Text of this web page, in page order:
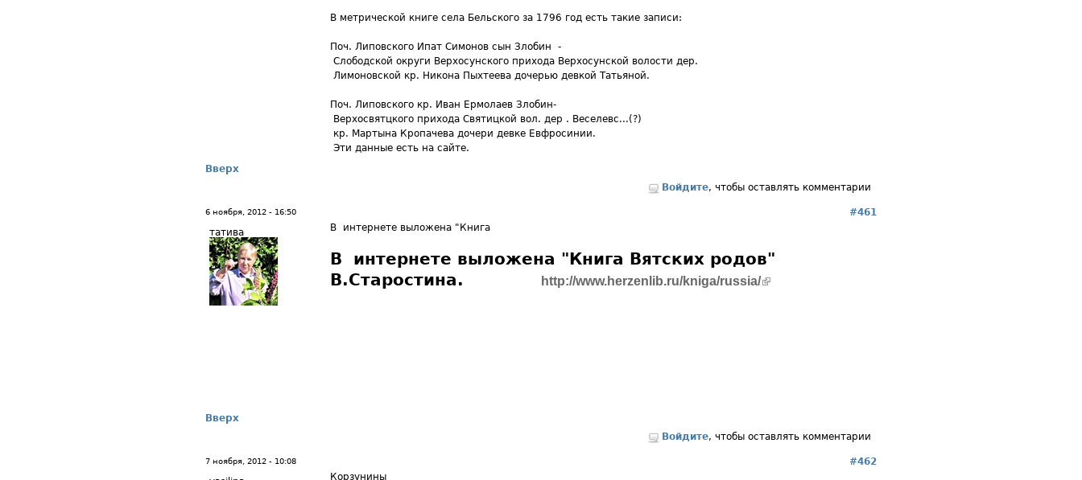
В метрической книге села Бельского за 1796 год есть такие записи:
Поч. Липовского Ипат Симонов сын Злобин -
Слободской округи Верхосунского прихода Верхосунской волости дер.
Лимоновской кр. Никона Пыхтеева дочерью девкой Татьяной.
Поч. Липовского кр. Иван Ермолаев Злобин-
Верхосвятцкого прихода Святицкой вол. дер . Веселевс...(?)
кр. Мартына Кропачева дочери девке Евфросинии.
Эти данные есть на сайте.
Вверх
Войдите, чтобы оставлять комментарии
6 ноября, 2012 - 16:50
#461
татива
В интернете выложена "Книга
В интернете выложена "Книга Вятских родов"
В.Старостина.
http://www.herzenlib.ru/kniga/russia/(внешняя ссылка)
Вверх
Войдите, чтобы оставлять комментарии
7 ноября, 2012 - 10:08
#462
Корзунины